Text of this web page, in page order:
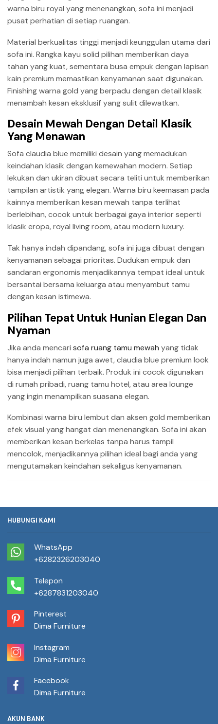
warna biru royal yang menenangkan, sofa ini menjadi
pusat perhatian di setiap ruangan.
Material berkualitas tinggi menjadi keunggulan utama dari
sofa ini. Rangka kayu solid pilihan memberikan daya
tahan yang kuat, sementara busa empuk dengan lapisan
kain premium memastikan kenyamanan saat digunakan.
Finishing warna gold yang berpadu dengan detail klasik
menambah kesan eksklusif yang sulit dilewatkan.
Desain Mewah Dengan Detail Klasik
Yang Menawan
Sofa claudia blue memiliki desain yang memadukan
keindahan klasik dengan kemewahan modern. Setiap
lekukan dan ukiran dibuat secara teliti untuk memberikan
tampilan artistik yang elegan. Warna biru keemasan pada
kainnya memberikan kesan mewah tanpa terlihat
berlebihan, cocok untuk berbagai gaya interior seperti
klasik eropa, royal living room, atau modern luxury.
Tak hanya indah dipandang, sofa ini juga dibuat dengan
kenyamanan sebagai prioritas. Dudukan empuk dan
sandaran ergonomis menjadikannya tempat ideal untuk
bersantai bersama keluarga atau menyambut tamu
dengan kesan istimewa.
Pilihan Tepat Untuk Hunian Elegan Dan
Nyaman
Jika anda mencari sofa ruang tamu mewah yang tidak
hanya indah namun juga awet, claudia blue premium look
bisa menjadi pilihan terbaik. Produk ini cocok digunakan
di rumah pribadi, ruang tamu hotel, atau area lounge
yang ingin menampilkan suasana elegan.
Kombinasi warna biru lembut dan aksen gold memberikan
efek visual yang hangat dan menenangkan. Sofa ini akan
memberikan kesan berkelas tanpa harus tampil
mencolok, menjadikannya pilihan ideal bagi anda yang
mengutamakan keindahan sekaligus kenyamanan.
HUBUNGI KAMI
WhatsApp
+6282326203040
Telepon
+6287831203040
Pinterest
Dima Furniture
Instagram
Dima Furniture
Facebook
Dima Furniture
AKUN BANK